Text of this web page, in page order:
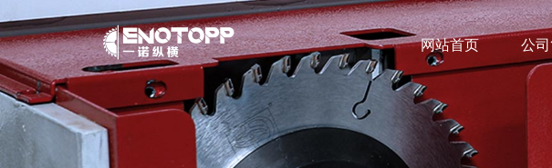
网站首页 公